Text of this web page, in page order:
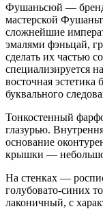
Фушаньсюй —
мастерской
сложнейшие
эмалями фэньцай,
сделать их частью
специализируется
восточная эстетика
буквального
Тонкостенный
глазурью.
основание
крышки —
На стенках —
голубовато-синих
лаконичный, с